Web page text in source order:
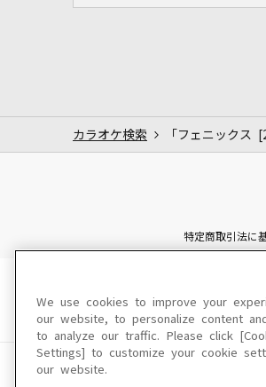
カラオケ検索 「フェニックス
特定商取引法に
このサイトに
We use cookies to improve your
our website, to personalize content
to analyze our traffic. Please click
Settings] to customize your cookie
our website.